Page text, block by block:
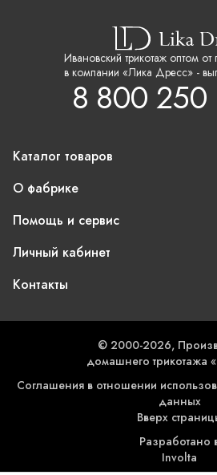
Ивановский трикотаж оптом от
в компании «Лика Дресс» -
8 800 250
Каталог товаров
О фабрике
Помощь и сервис
Личный кабинет
Контакты
© 2000-2026,
домашнего трикотажа
Соглашения в отношении
данных
Вверх
Разработано
Involta